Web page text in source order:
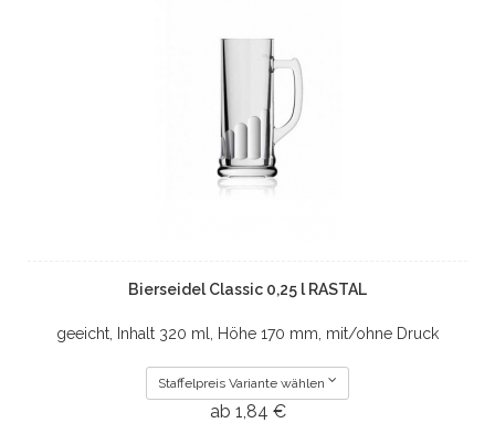
Bierseidel Classic 0,25 l RASTAL
geeicht, Inhalt 320 ml, Höhe 170 mm, mit/ohne Druck
Staffelpreis Variante wählen
ab 1,84 €